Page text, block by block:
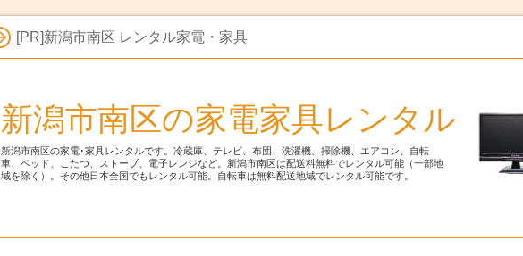
[PR]新潟市南区 レンタル家電・家具
新潟市南区の家電家具レンタル
新潟市南区の家電･家具レンタルです。冷蔵庫、テレビ、布団、洗濯機、掃除機、エアコン、自転
車、ベッド、こたつ、ストーブ、電子レンジなど。新潟市南区は配送料無料でレンタル可能（一部地
域を除く）。その他日本全国でもレンタル可能。自転車は無料配送地域でレンタル可能です。